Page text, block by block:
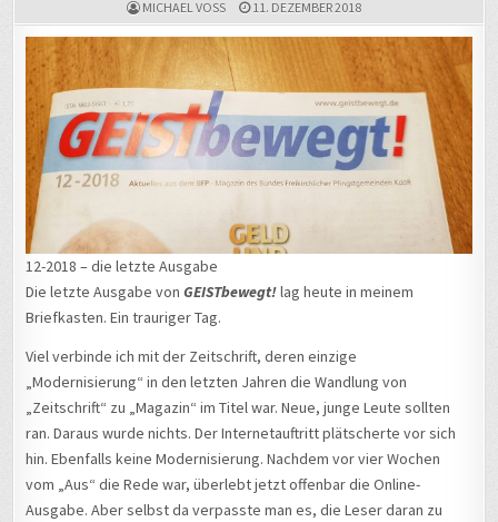
MICHAEL VOSS 11. DEZEMBER 2018
12-2018 – die letzte Ausgabe
Die letzte Ausgabe vonGEISTbewegt!lag heute in meinem
Briefkasten. Ein trauriger Tag.
Viel verbinde ich mit der Zeitschrift, deren einzige
„Modernisierung“ in den letzten Jahren die Wandlung von
„Zeitschrift“ zu „Magazin“ im Titel war. Neue, junge Leute sollten
ran. Daraus wurde nichts. Der Internetauftritt plätscherte vor sich
hin. Ebenfalls keine Modernisierung. Nachdem vor vier Wochen
vom „Aus“ die Rede war, überlebt jetzt offenbar die Online-
Ausgabe. Aber selbst da verpasste man es, die Leser daran zu